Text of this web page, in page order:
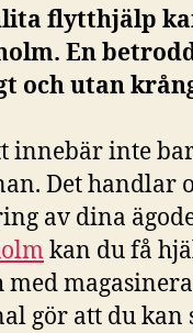
flytthjälp
En
och utan
innebär inte
Det handlar
av dina
kan du få
gör att du kan